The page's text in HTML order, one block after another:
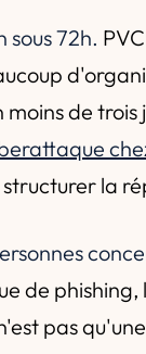
72h.
de trois
la
de
pas